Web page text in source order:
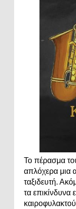
Το πέρασμα
απλόχερα μια
ταξιδευτή.
τα επικίνδυνα